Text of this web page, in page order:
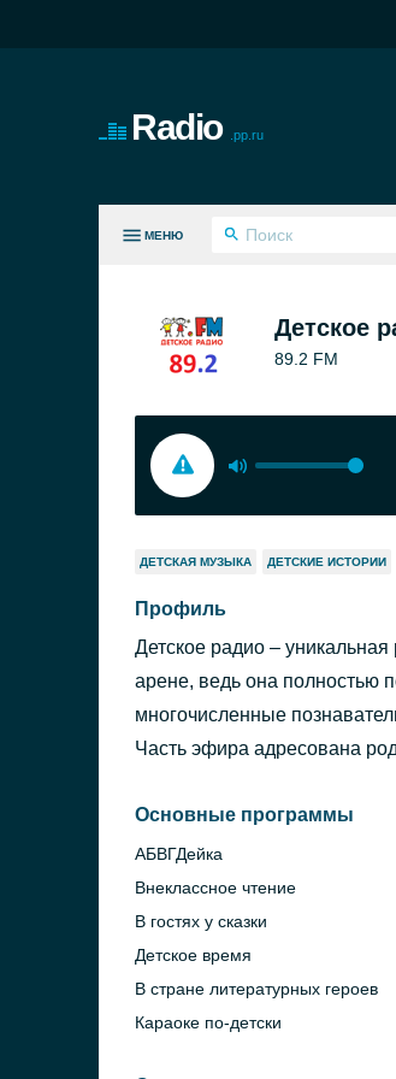
Radio .pp.ru
МЕНЮ
Детское
89.2 FM
ДЕТСКАЯ МУЗЫКА ДЕТСКИЕ ИСТОРИИ
Профиль
Детское радио –
арене, ведь она полностью
многочисленные
Часть эфира адресована
Основные программы
АБВГДейка
Внеклассное чтение
В гостях у сказки
Детское время
В стране литературных героев
Караоке по-детски